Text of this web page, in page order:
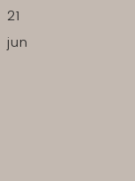
21
jun